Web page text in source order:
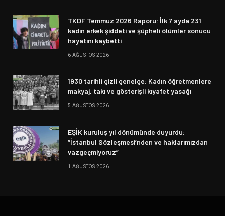
TKDF Temmuz 2026 Raporu: İlk 7 ayda 231
kadın erkek şiddeti ve şüpheli ölümler sonucu
hayatını kaybetti
6 AĞUSTOS 2026
1930 tarihli gizli genelge: Kadın öğretmenlere
makyaj, takı ve gösterişli kıyafet yasağı
5 AĞUSTOS 2026
EŞİK kuruluş yıl dönümünde duyurdu:
“İstanbul Sözleşmesi’nden ve haklarımızdan
vazgeçmiyoruz”
1 AĞUSTOS 2026